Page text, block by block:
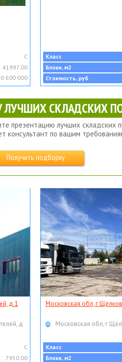
C
41997.00
600 000
Класс
Блоки, м2
Стоимость, руб
ЛУЧШИХ СКЛАДСКИХ
презентацию лучших складских
консультант по вашим
Получить подборку
д 1
д
C
7950.00
Московская обл, г
Московская обл, г
Класс
Блоки, м2